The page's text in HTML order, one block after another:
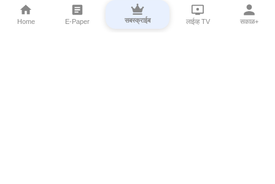
Home E-Paper सबस्क्राईब लाईव्ह TV सकाळ+